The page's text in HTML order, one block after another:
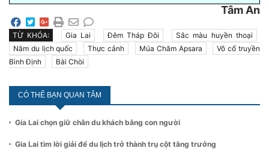
Tâm An
TỪ KHÓA: Gia Lai Đêm Tháp Đôi
Sắc màu huyền thoại
Năm du lịch quốc
Thực cảnh Múa Chăm Apsara
Võ cổ truyền
Bình Định
Bài Chòi
CÓ THỂ BẠN QUAN TÂM
Gia Lai chọn giữ chân du khách bằng con người
Gia Lai tìm lời giải để du lịch trở thành trụ cột tăng trưởng